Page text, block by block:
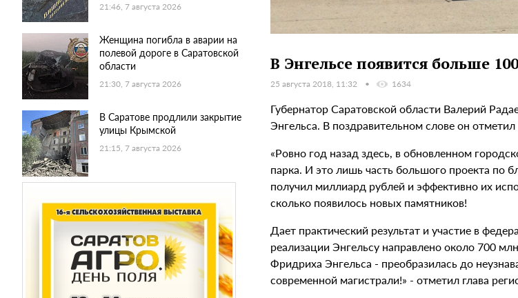
21:46, 7 августа 2026
Женщина погибла в аварии на
полевой дороге в Саратовской
области
21:30, 7 августа 2026
В Саратове продлили закрытие
улицы Крымской
21:15, 7 августа 2026
В Энгельсе появится больше
25 августа 2018, 11:32 1634
Губернатор Саратовской области Валерий
Энгельса. В поздравительном слове он
«Ровно год назад здесь, в обновленном
парка. И это лишь часть большого проекта по
получил миллиард рублей и эффективно их
сколько появилось новых памятников!
Дает практический результат и участие в
реализации Энгельсу направлено около 700
Фридриха Энгельса - преобразилась до
современной магистрали!» - отметил глава